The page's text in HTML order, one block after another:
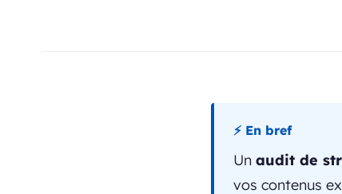
⚡ En bref
Un audit de
vos contenus